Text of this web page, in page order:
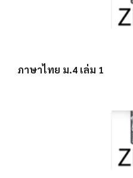
ภาษาไทย ม.4 เล่ม 1